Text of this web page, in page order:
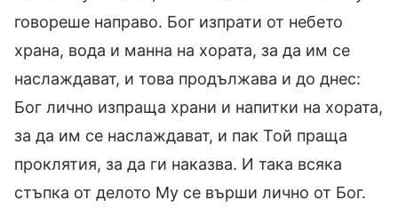
говореше направо. Бог изпрати от небето
храна, вода и манна на хората, за да им се
наслаждават, и това продължава и до днес:
Бог лично изпраща храни и напитки на хората,
за да им се наслаждават, и пак Той праща
проклятия, за да ги наказва. И така всяка
стъпка от делото Му се върши лично от Бог.